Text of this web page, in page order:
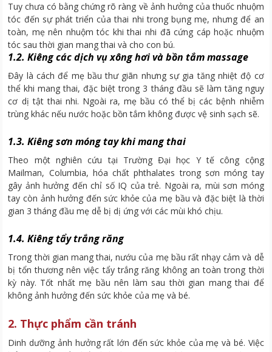
Tuy chưa có bằng chứng rõ ràng về ảnh hưởng của thuốc nhuộm
tóc đến sự phát triển của thai nhi trong bụng mẹ, nhưng để an
toàn, mẹ nên nhuộm tóc khi thai nhi đã cứng cáp hoặc nhuộm
tóc sau thời gian mang thai và cho con bú.
1.2. Kiêng các dịch vụ xông hơi và bồn tắm massage
Đây là cách để mẹ bầu thư giãn nhưng sự gia tăng nhiệt độ cơ
thể khi mang thai, đặc biệt trong 3 tháng đầu sẽ làm tăng nguy
cơ dị tật thai nhi. Ngoài ra, mẹ bầu có thể bị các bệnh nhiễm
trùng khác nếu nước hoặc bồn tắm không được vệ sinh sạch sẽ.
1.3. Kiêng sơn móng tay khi mang thai
Theo một nghiên cứu tại Trường Đại học Y tế công cộng
Mailman, Columbia, hóa chất phthalates trong sơn móng tay
gây ảnh hưởng đến chỉ số IQ của trẻ. Ngoài ra, mùi sơn móng
tay còn ảnh hưởng đến sức khỏe của mẹ bầu và đặc biệt là thời
gian 3 tháng đầu mẹ dễ bị dị ứng với các mùi khó chịu.
1.4. Kiêng tẩy trắng răng
Trong thời gian mang thai, nướu của mẹ bầu rất nhạy cảm và dễ
bị tổn thương nên việc tẩy trắng răng không an toàn trong thời
kỳ này. Tốt nhất mẹ bầu nên làm sau thời gian mang thai để
không ảnh hưởng đến sức khỏe của mẹ và bé.
2. Thực phẩm cần tránh
Dinh dưỡng ảnh hưởng rất lớn đến sức khỏe của mẹ và bé. Việc